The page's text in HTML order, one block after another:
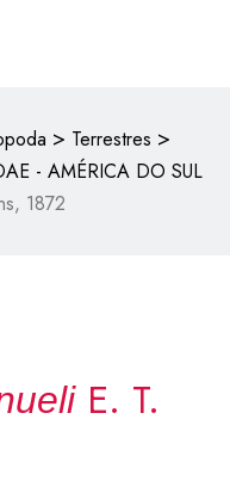
> Terrestres >
- AMÉRICA DO SUL
1872
E. T.